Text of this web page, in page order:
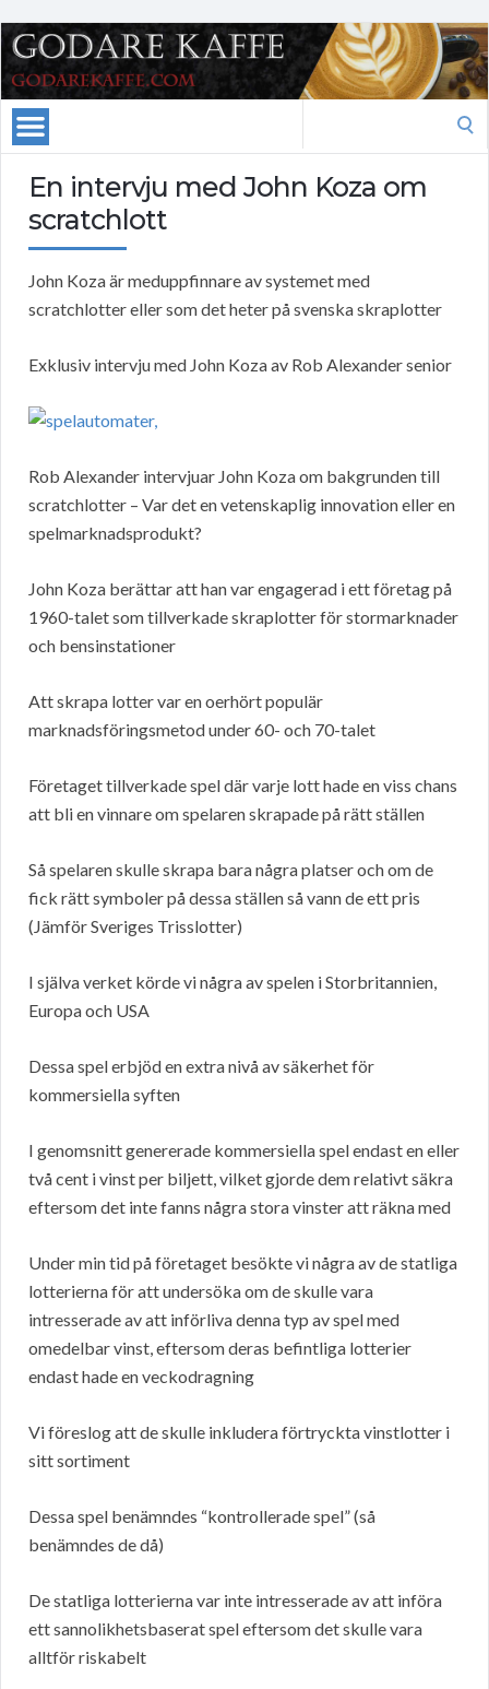
En intervju med John Koza om
scratchlott
John Koza är meduppfinnare av systemet med
scratchlotter eller som det heter på svenska skraplotter
Exklusiv intervju med John Koza av Rob Alexander senior
Rob Alexander intervjuar John Koza om bakgrunden till
scratchlotter – Var det en vetenskaplig innovation eller en
spelmarknadsprodukt?
John Koza berättar att han var engagerad i ett företag på
1960-talet som tillverkade skraplotter för stormarknader
och bensinstationer
Att skrapa lotter var en oerhört populär
marknadsföringsmetod under 60- och 70-talet
Företaget tillverkade spel där varje lott hade en viss chans
att bli en vinnare om spelaren skrapade på rätt ställen
Så spelaren skulle skrapa bara några platser och om de
fick rätt symboler på dessa ställen så vann de ett pris
(Jämför Sveriges Trisslotter)
I själva verket körde vi några av spelen i Storbritannien,
Europa och USA
Dessa spel erbjöd en extra nivå av säkerhet för
kommersiella syften
I genomsnitt genererade kommersiella spel endast en eller
två cent i vinst per biljett, vilket gjorde dem relativt säkra
eftersom det inte fanns några stora vinster att räkna med
Under min tid på företaget besökte vi några av de statliga
lotterierna för att undersöka om de skulle vara
intresserade av att införliva denna typ av spel med
omedelbar vinst, eftersom deras befintliga lotterier
endast hade en veckodragning
Vi föreslog att de skulle inkludera förtryckta vinstlotter i
sitt sortiment
Dessa spel benämndes “kontrollerade spel” (så
benämndes de då)
De statliga lotterierna var inte intresserade av att införa
ett sannolikhetsbaserat spel eftersom det skulle vara
alltför riskabelt